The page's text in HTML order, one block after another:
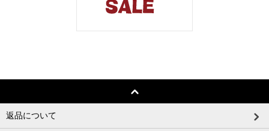
返品について